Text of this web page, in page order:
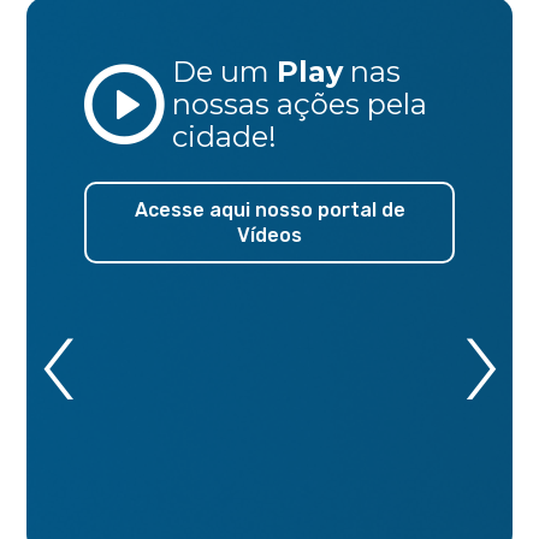
De um Play nas
nossas ações pela
cidade!
Acesse aqui nosso portal de
Vídeos
‹ ›